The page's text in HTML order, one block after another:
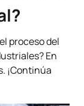
proceso del
En
¡Continúa